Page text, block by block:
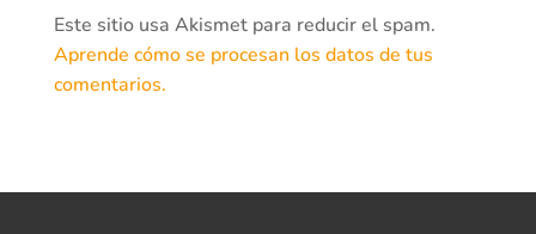
Este sitio usa Akismet para reducir el spam.
Aprende cómo se procesan los datos de tus
comentarios.